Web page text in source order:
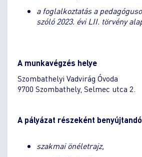
a foglalkoztatás a
szóló 2023. évi LII. törvény
A munkavégzés helye
Szombathelyi Vadvirág Óvoda
9700 Szombathely, Selmec utca 2.
A pályázat részeként
szakmai önéletrajz,